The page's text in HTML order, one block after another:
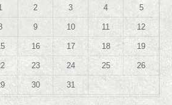
2 3 4 5
9 10 11 12
16 17 18 19
23 24 25 26
30 31